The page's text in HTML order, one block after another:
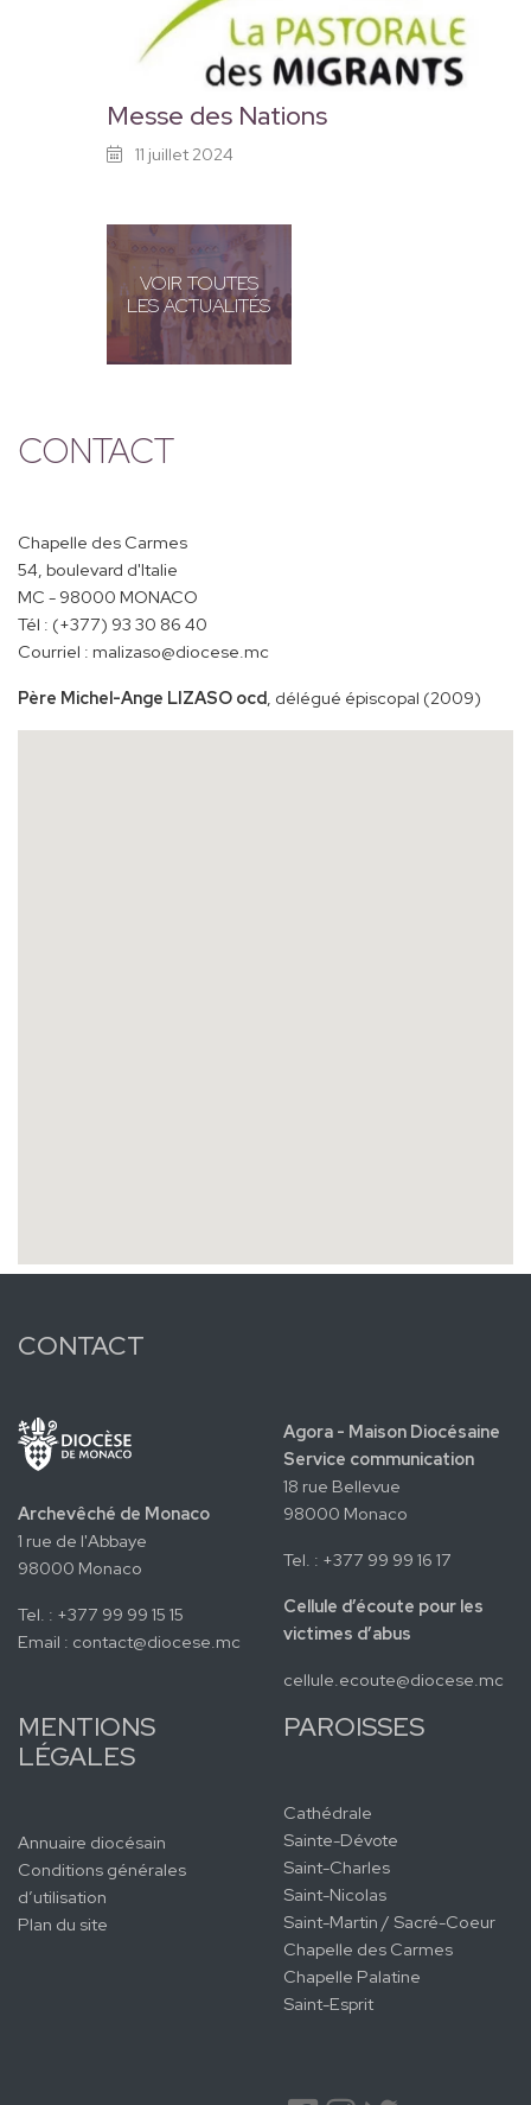
Messe des Nations
11 juillet 2024
VOIR TOUTES
LES ACTUALITÉS
CONTACT
Chapelle des Carmes
54, boulevard d'Italie
MC - 98000 MONACO
Tél : (+377) 93 30 86 40
Courriel : malizaso@diocese.mc
Père Michel-Ange LIZASO ocd , délégué épiscopal (2009)
CONTACT
Archevêché de Monaco
1 rue de l'Abbaye
98000 Monaco
Tel. : +377 99 99 15 15
Email : contact@diocese.mc
Agora - Maison Diocésaine
Service communication
18 rue Bellevue
98000 Monaco
Tel. : +377 99 99 16 17
Cellule d’écoute pour les
victimes d’abus
cellule.ecoute@diocese.mc
MENTIONS
LÉGALES
Annuaire diocésain
Conditions générales
d’utilisation
Plan du site
PAROISSES
Cathédrale
Sainte-Dévote
Saint-Charles
Saint-Nicolas
Saint-Martin / Sacré-Coeur
Chapelle des Carmes
Chapelle Palatine
Saint-Esprit